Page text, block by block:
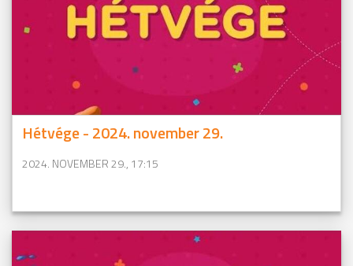
Hétvége - 2024. november 29.
2024. NOVEMBER 29., 17:15